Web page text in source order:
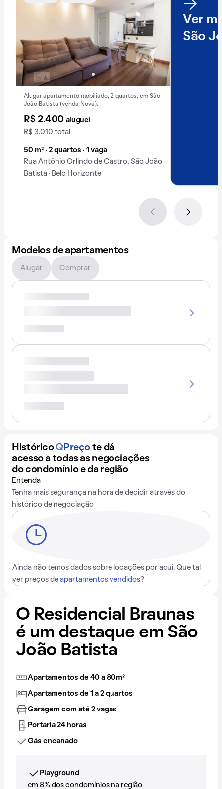
Alugar apartamento mobiliado, 2 quartos, em São
João Batista (venda Nova).
R$ 2.400 aluguel
R$ 3.010 total
50 m² · 2 quartos · 1 vaga
Rua Antônio Orlindo de Castro, São João
Batista · Belo Horizonte
Ver
São
Modelos de apartamentos
Alugar Comprar
Histórico QPreço te dá
acesso a todas as negociações
do condomínio e da região
Entenda
Tenha mais segurança na hora de decidir através do
histórico de negociação
Ainda não temos dados sobre locações por aqui. Que tal
ver preços de apartamentos vendidos?
O Residencial Braunas
é um destaque em São
João Batista
Apartamentos de 40 a 80m²
Apartamentos de 1 a 2 quartos
Garagem com até 2 vagas
Portaria 24 horas
Gás encanado
Playground
em 8% dos condomínios na região